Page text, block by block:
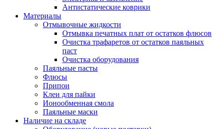
Антистатические коврики
Материалы
Отмывочные жидкости
Отмывка печатных плат от остатков флюсов
Очистка трафаретов от остатков паяльных
паст
Очистка оборудования
Паяльные пасты
Флюсы
Припои
Клеи для пайки
Ионообменная смола
Паяльные маски
Наличие на складе